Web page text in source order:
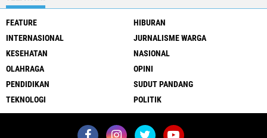
FEATURE
HIBURAN
INTERNASIONAL
JURNALISME WARGA
KESEHATAN
NASIONAL
OLAHRAGA
OPINI
PENDIDIKAN
SUDUT PANDANG
TEKNOLOGI
POLITIK